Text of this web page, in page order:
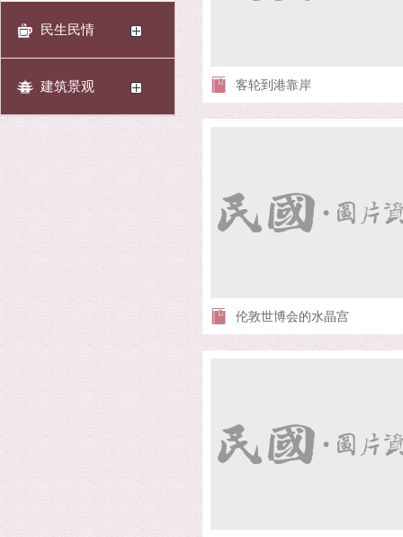
民生民情
建筑景观 客轮到港靠岸
伦敦世博会的水晶宫